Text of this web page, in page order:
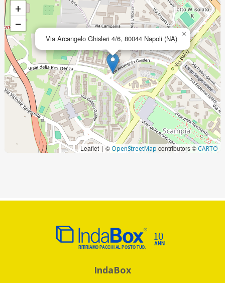
Via Arcangelo Ghisleri 4/6, 80044 Napoli (NA) ×
+
−
Leaflet | © OpenStreetMap contributors © CARTO
IndaBox